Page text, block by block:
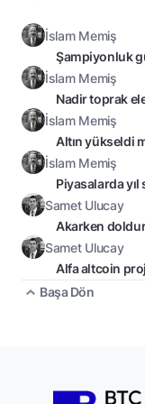
İslam Memiş
Şampiyonluk
İslam Memiş
Nadir toprak
İslam Memiş
Altın yükseldi
İslam Memiş
Piyasalarda
Samet Ulucay
Akarken
Samet Ulucay
Alfa altcoin
Başa Dön